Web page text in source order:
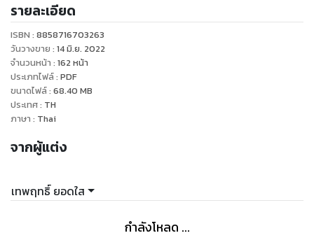
สำหรับทั้งนักเรียน ครูอาจารย์และผู้สนใจสามารถนำไปปรับใช้เป็น
นวัตกรรมการสอนได้
ผู้เขียน : สุภานีสิริ คุมพล และ เทพฤทธิ์ ยอดใส
ปูพื้นฐานหลักไวยากรณ์
คำศัพท์เบื้องต้น / ทักษะการเขียนตัวอักษรให้ถูกต้อง
ภาพประกอบระบายสีได้ เพื่อช่วยกระตุ้นความสนใจและความจำ
รายละเอียด
ISBN : 8858716703263
วันวางขาย : 14 มิ.ย. 2022
จำนวนหน้า : 162 หน้า
ประเภทไฟล์: PDF
ขนาดไฟล์: 68.40 MB
ประเทศ: TH
ภาษา : Thai
จากผู้แต่ง
เทพฤทธิ์ ยอดใส
กำลังโหลด ...